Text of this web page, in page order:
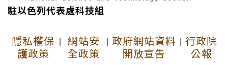
駐以色列代表處科技組
隱私權保
護政策
網站安
全政策
政府網站資料
開放宣告
行政院
公報